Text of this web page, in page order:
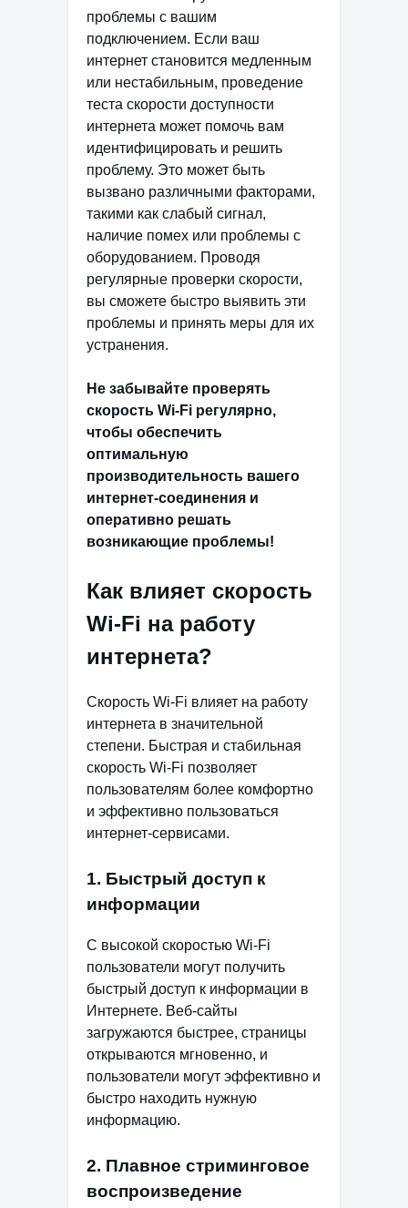
проблемы с вашим
подключением. Если ваш
интернет становится медленным
или нестабильным, проведение
теста скорости доступности
интернета может помочь вам
идентифицировать и решить
проблему. Это может быть
вызвано различными факторами,
такими как слабый сигнал,
наличие помех или проблемы с
оборудованием. Проводя
регулярные проверки скорости,
вы сможете быстро выявить эти
проблемы и принять меры для их
устранения.
Не забывайте проверять
скорость Wi-Fi регулярно,
чтобы обеспечить
оптимальную
производительность вашего
интернет-соединения и
оперативно решать
возникающие проблемы!
Как влияет скорость
Wi-Fi на работу
интернета?
Скорость Wi-Fi влияет на работу
интернета в значительной
степени. Быстрая и стабильная
скорость Wi-Fi позволяет
пользователям более комфортно
и эффективно пользоваться
интернет-сервисами.
1. Быстрый доступ к
информации
С высокой скоростью Wi-Fi
пользователи могут получить
быстрый доступ к информации в
Интернете. Веб-сайты
загружаются быстрее, страницы
открываются мгновенно, и
пользователи могут эффективно и
быстро находить нужную
информацию.
2. Плавное стриминговое
воспроизведение